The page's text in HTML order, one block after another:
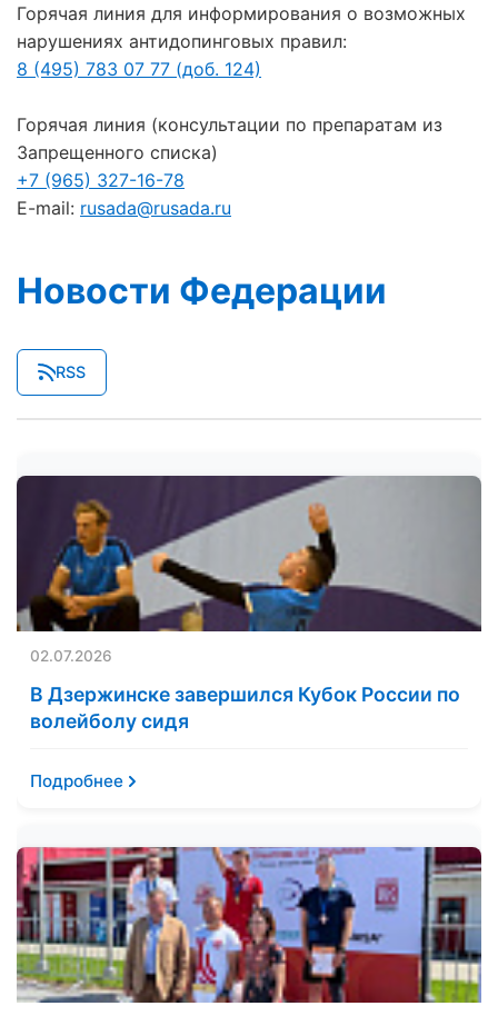
Горячая линия для информирования о возможных
нарушениях антидопинговых правил:
8 (495) 783 07 77 (доб. 124)
Горячая линия (консультации по препаратам из
Запрещенного списка)
+7 (965) 327-16-78
E-mail: rusada@rusada.ru
Новости Федерации
RSS
02.07.2026
В Дзержинске завершился Кубок России по
волейболу сидя
Подробнее